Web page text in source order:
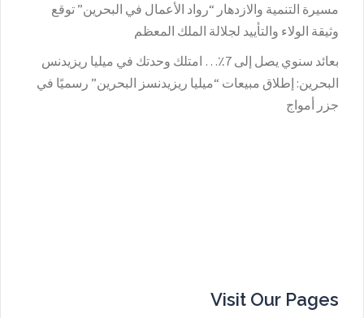
مسيرة التنمية والازدهار “رواد الأعمال في البحرين” توقع
وثيقة الولاء والتأييد لجلالة الملك المعظم
بعائد سنوي يصل إلى 7٪؜… امتلك وحدتك في ميليا ريزيدنس
البحرين: إطلاق مبيعات “ميليا ريزيدنسز البحرين” رسميًا في
جزر أمواج
Visit Our Pages